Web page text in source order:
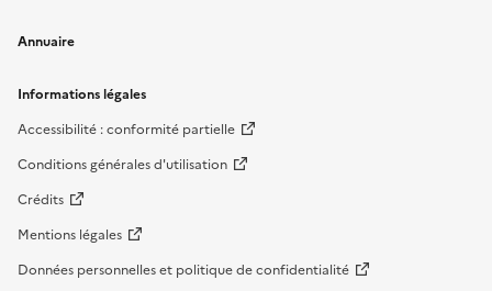
Annuaire
Informations légales
Accessibilité : conformité partielle
Conditions générales d'utilisation
Crédits
Mentions légales
Données personnelles et politique de confidentialité